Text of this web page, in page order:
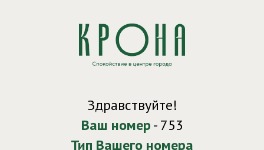
Здравствуйте!
Ваш номер- 753
Тип Вашего номера